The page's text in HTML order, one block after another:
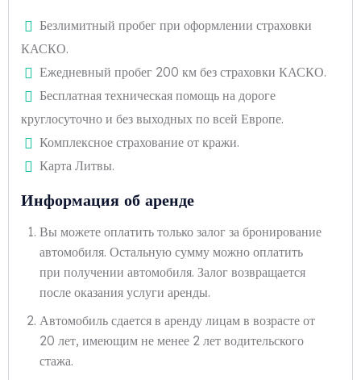
Безлимитный пробег при оформлении страховки
КАСКО.
Ежедневный пробег 200 км без страховки КАСКО.
Бесплатная техническая помощь на дороге
круглосуточно и без выходных по всей Европе.
Комплексное страхование от кражи.
Карта Литвы.
Информация об аренде
Вы можете оплатить только залог за бронирование
автомобиля. Остальную сумму можно оплатить
при получении автомобиля. Залог возвращается
после оказания услуги аренды.
Автомобиль сдается в аренду лицам в возрасте от
20 лет, имеющим не менее 2 лет водительского
стажа.